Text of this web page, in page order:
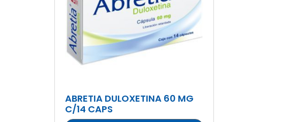
ABRETIA DULOXETINA 60 MG
C/14 CAPS